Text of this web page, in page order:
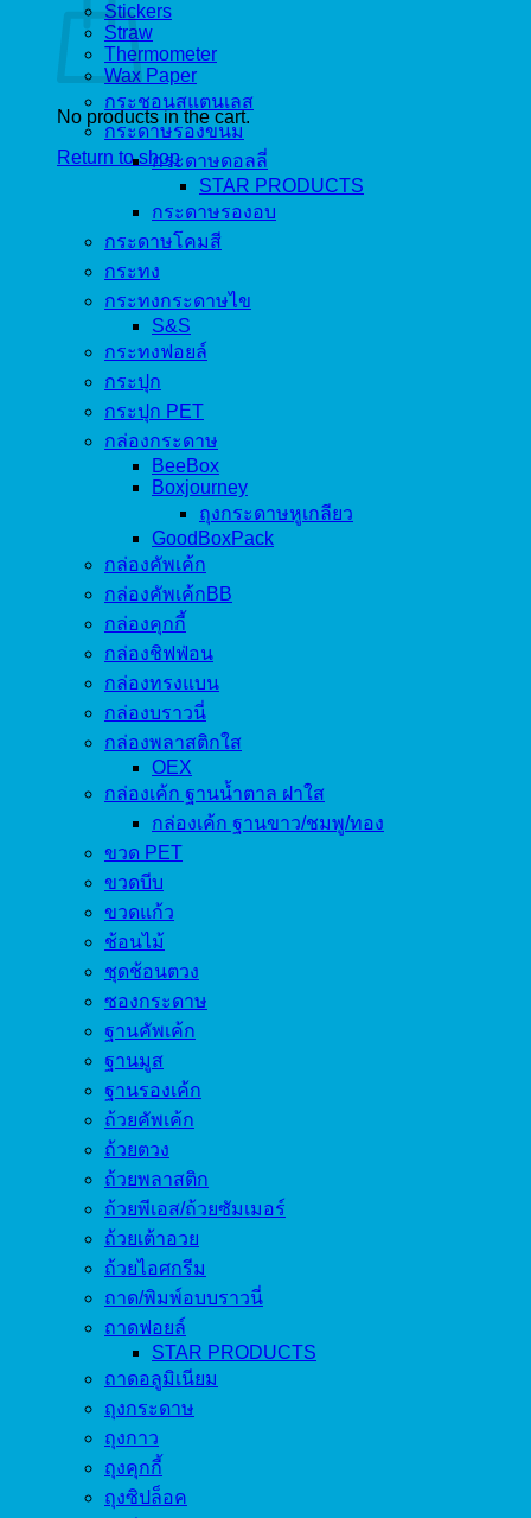
No products in the cart.
Return to shop
Stickers
Straw
Thermometer
Wax Paper
กระชอนสแตนเลส
กระดาษรองขนม
กระดาษดอลลี่
STAR PRODUCTS
กระดาษรองอบ
กระดาษโคมสี
กระทง
กระทงกระดาษไข
S&S
กระทงฟอยล์
กระปุก
กระปุก PET
กล่องกระดาษ
BeeBox
Boxjourney
ถุงกระดาษหูเกลียว
GoodBoxPack
กล่องคัพเค้ก
กล่องคัพเค้กBB
กล่องคุกกี้
กล่องชิฟฟ่อน
กล่องทรงแบน
กล่องบราวนี่
กล่องพลาสติกใส
OEX
กล่องเค้ก ฐานน้ำตาล ฝาใส
กล่องเค้ก ฐานขาว/ชมพู/ทอง
ขวด PET
ขวดบีบ
ขวดแก้ว
ช้อนไม้
ชุดช้อนตวง
ซองกระดาษ
ฐานคัพเค้ก
ฐานมูส
ฐานรองเค้ก
ถ้วยคัพเค้ก
ถ้วยตวง
ถ้วยพลาสติก
ถ้วยพีเอส/ถ้วยซัมเมอร์
ถ้วยเต้าอวย
ถ้วยไอศกรีม
ถาด/พิมพ์อบบราวนี่
ถาดฟอยล์
STAR PRODUCTS
ถาดอลูมิเนียม
ถุงกระดาษ
ถุงกาว
ถุงคุกกี้
ถุงซิปล็อค